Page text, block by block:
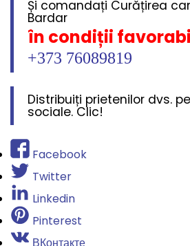
Și comandați Curățirea
Bardar
în condiții
+373 76089819
Distribuiți prietenilor dvs.
sociale. Clic!
Facebook
Twitter
Linkedin
Pinterest
ВКонтакте